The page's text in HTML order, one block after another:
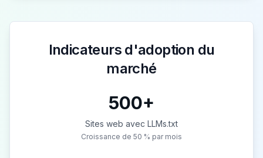
Indicateurs d'adoption du
marché
500+
Sites web avec LLMs.txt
Croissance de 50 % par mois